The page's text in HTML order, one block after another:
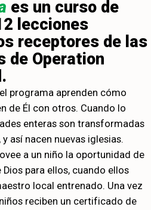
es un curso de
lecciones
receptores de las
de Operation
programa aprenden cómo
de Él con otros. Cuando lo
enteras son transformadas
así nacen nuevas iglesias.
a un niño la oportunidad de
para ellos, cuando ellos
local entrenado. Una vez
reciben un certificado de